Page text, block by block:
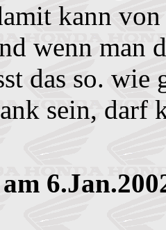
kann
wenn man
das so. wie
sein, darf